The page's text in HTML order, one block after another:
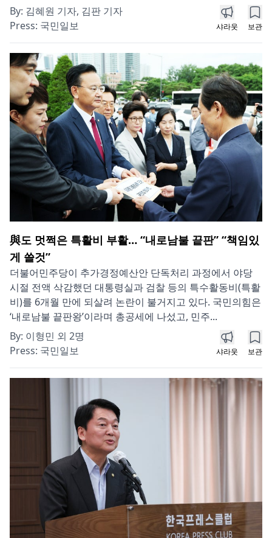
By: 김혜원 기자, 김판 기자
Press: 국민일보 샤라웃 보관
與도 멋쩍은 특활비 부활… “내로남불 끝판” “책임있
게 쓸것”
더불어민주당이 추가경정예산안 단독처리 과정에서 야당
시절 전액 삭감했던 대통령실과 검찰 등의 특수활동비(특활
비)를 6개월 만에 되살려 논란이 불거지고 있다. 국민의힘은
‘내로남불 끝판왕’이라며 총공세에 나섰고, 민주...
By: 이형민 외 2명
Press: 국민일보 샤라웃 보관